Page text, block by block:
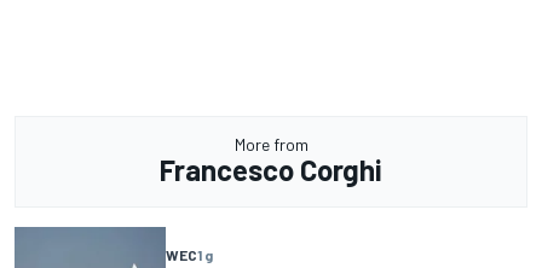
More from
Francesco Corghi
WEC1 g